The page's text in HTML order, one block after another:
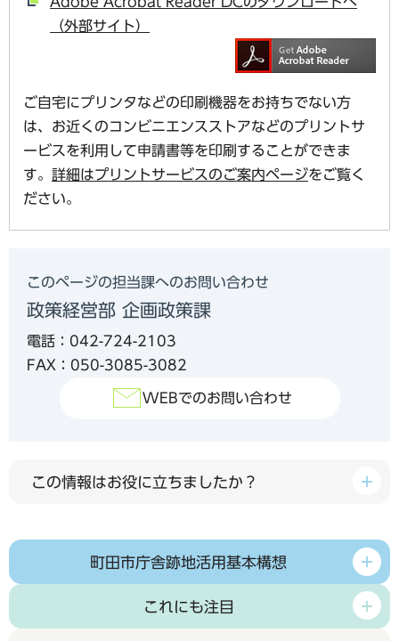
（外部サイト）
ご自宅にプリンタなどの印刷機器をお持ちでない方
は、お近くのコンビニエンスストアなどのプリントサ
ービスを利用して申請書等を印刷することができま
す。 詳細はプリントサービスのご案内ページをご覧く
ださい。
このページの担当課へのお問い合わせ
政策経営部 企画政策課
電話：042-724-2103
FAX：050-3085-3082
WEBでのお問い合わせ
この情報はお役に立ちましたか？
町田市庁舎跡地活用基本構想
これにも注目